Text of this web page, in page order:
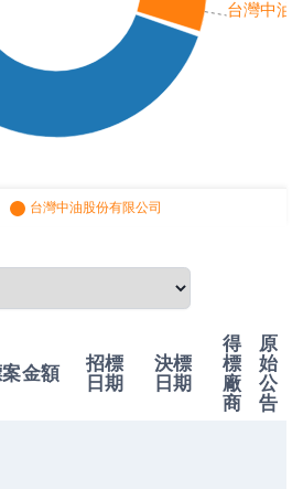
台灣中油
台灣中油股份有限公司
金額
招標
日期
決標
日期
得
標
廠
商
原
始
公
告